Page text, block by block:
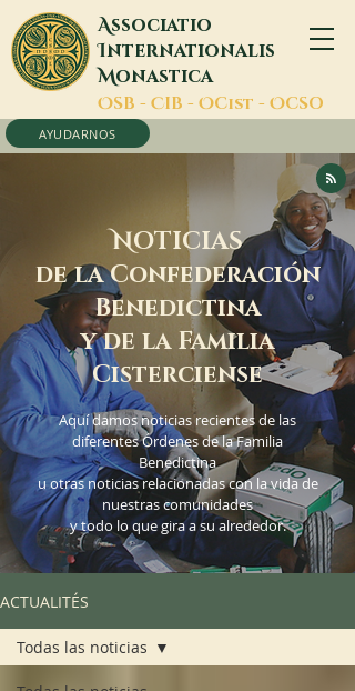
Associatio
Internationalis
Monastica
OSB - CIB - OCist - OCSO
AYUDARNOS
NOTICIAS
de la Confederación
Benedictina
y de la Familia
Cisterciense
Aquí damos noticias recientes de las
diferentes Órdenes de la Familia
Benedictina
u otras noticias relacionadas con la vida de
nuestras comunidades
y todo lo que gira a su alrededor.
ACTUALITÉS
Todas las noticias